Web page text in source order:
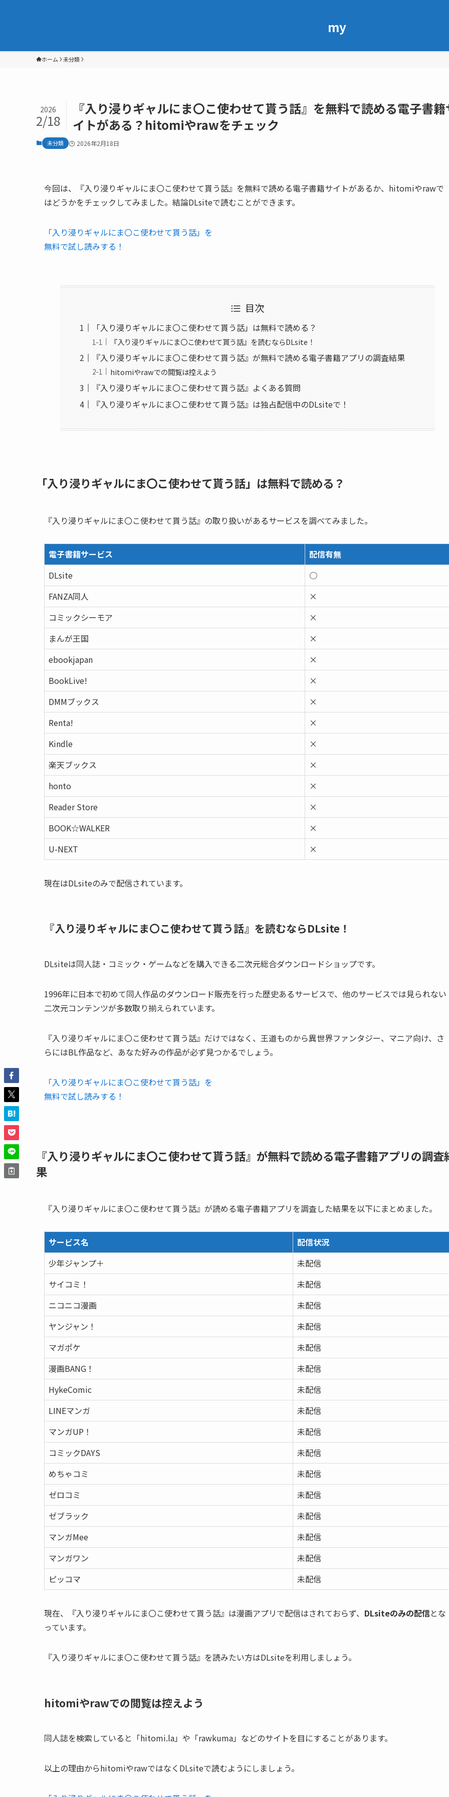
my
ホーム 未分類
『入り浸りギャルにま〇こ使わせて貰う話』を無料で読める電子書
イトがある？hitomiやrawをチェック
2026
2/18
未分類 2026年2月18日
今回は、『入り浸りギャルにま〇こ使わせて貰う話』を無料で読める電子書籍サイトがあるか、hitomiやrawで
はどうかをチェックしてみました。結論DLsiteで読むことができます。
「入り浸りギャルにま〇こ使わせて貰う話」を
無料で試し読みする！
目次
「入り浸りギャルにま〇こ使わせて貰う話」は無料で読める？
『入り浸りギャルにま〇こ使わせて貰う話』を読むならDLsite！
『入り浸りギャルにま〇こ使わせて貰う話』が無料で読める電子書籍アプリの調査結果
hitomiやrawでの閲覧は控えよう
『入り浸りギャルにま〇こ使わせて貰う話』よくある質問
『入り浸りギャルにま〇こ使わせて貰う話』は独占配信中のDLsiteで！
「入り浸りギャルにま〇こ使わせて貰う話」は無料で読める？
『入り浸りギャルにま〇こ使わせて貰う話』の取り扱いがあるサービスを調べてみました。
電子書籍サービス
配信有無
DLsite
○
FANZA同人
×
コミックシーモア
×
まんが王国
×
ebookjapan
×
BookLive!
×
DMMブックス
×
Renta!
×
Kindle
×
楽天ブックス
×
honto
×
Reader Store
×
BOOK☆WALKER
×
U-NEXT
×
現在はDLsiteのみで配信されています。
『入り浸りギャルにま〇こ使わせて貰う話』を読むならDLsite！
DLsiteは同人誌・コミック・ゲームなどを購入できる二次元総合ダウンロードショップです。
1996年に日本で初めて同人作品のダウンロード販売を行った歴史あるサービスで、他のサービスでは見られない
二次元コンテンツが多数取り揃えられています。
『入り浸りギャルにま〇こ使わせて貰う話』だけではなく、王道ものから異世界ファンタジー、マニア向け、さ
らにはBL作品など、あなた好みの作品が必ず見つかるでしょう。
「入り浸りギャルにま〇こ使わせて貰う話」を
無料で試し読みする！
『入り浸りギャルにま〇こ使わせて貰う話』が無料で読める電子書籍アプリの調査
果
『入り浸りギャルにま〇こ使わせて貰う話』が読める電子書籍アプリを調査した結果を以下にまとめました。
サービス名
配信状況
少年ジャンプ＋
未配信
サイコミ！
未配信
ニコニコ漫画
未配信
ヤンジャン！
未配信
マガポケ
未配信
漫画BANG！
未配信
HykeComic
未配信
LINEマンガ
未配信
マンガUP！
未配信
コミックDAYS
未配信
めちゃコミ
未配信
ゼロコミ
未配信
ゼブラック
未配信
マンガMee
未配信
マンガワン
未配信
ピッコマ
未配信
現在、『入り浸りギャルにま〇こ使わせて貰う話』は漫画アプリで配信はされておらず、 DLsiteのみの配信とな
っています。
『入り浸りギャルにま〇こ使わせて貰う話』を読みたい方はDLsiteを利用しましょう。
hitomiやrawでの閲覧は控えよう
同人誌を検索していると「hitomi.la」や「rawkuma」などのサイトを目にすることがあります。
以上の理由からhitomiやrawではなくDLsiteで読むようにしましょう。